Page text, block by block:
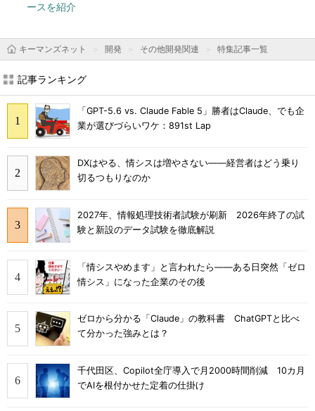
ースを紹介
キーマンズネット 開発 その他開発関連 特集記事一覧
記事ランキング
「GPT-5.6 vs. Claude Fable 5」勝者はClaude、でも企
業が選びづらいワケ：891st Lap
DXはやる、情シスは増やさない――経営者はどう乗り
切るつもりなのか
2027年、情報処理技術者試験が刷新 2026年終了の試
験と新設のデータ試験を徹底解説
「情シスやめます」と言われたら――ある日突然「ゼロ
情シス」になった企業のその後
ゼロから分かる「Claude」の教科書 ChatGPTと比べ
て分かった強みとは？
千代田区、Copilot全庁導入で月2000時間削減 10カ月
でAIを根付かせた定着の仕掛け